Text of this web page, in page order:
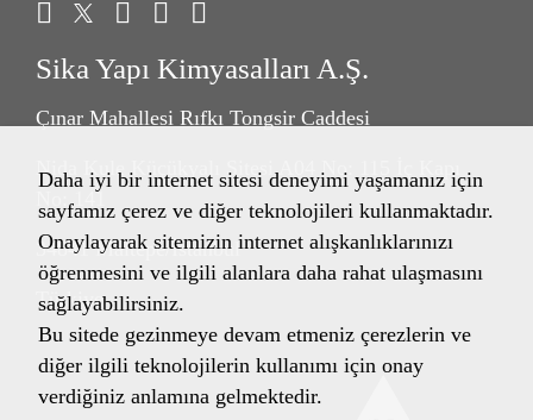
Sika Yapı Kimyasalları A.Ş.
Çınar Mahallesi Rıfkı Tongsir Caddesi
Nida Kule Küçükyalı Sitesi A04 No: 115 İç Kapı
No: 141
34841 Maltepe/İstanbul
Türkiye
Daha iyi bir internet sitesi deneyimi yaşamanız için
sayfamız çerez ve diğer teknolojileri kullanmaktadır.
Onaylayarak sitemizin internet alışkanlıklarınızı
öğrenmesini ve ilgili alanlara daha rahat ulaşmasını
sağlayabilirsiniz.
Bu sitede gezinmeye devam etmeniz çerezlerin ve
diğer ilgili teknolojilerin kullanımı için onay
verdiğiniz anlamına gelmektedir.